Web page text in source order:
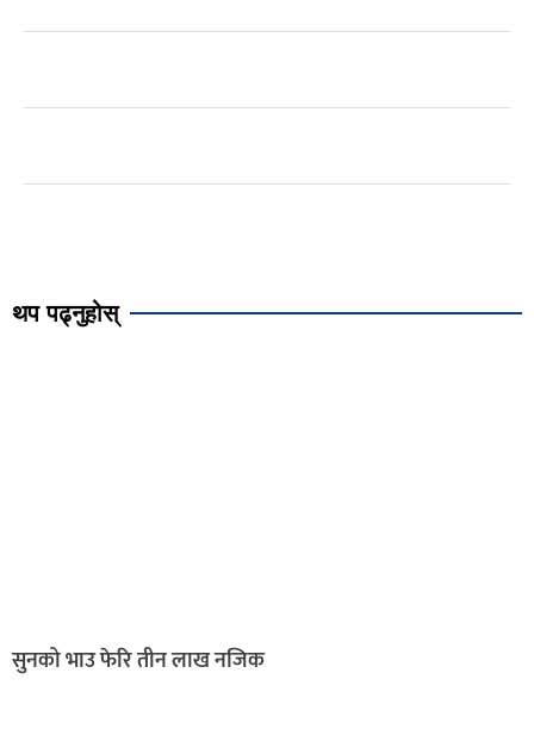
थप पढ्नुहोस्
सुनको भाउ फेरि तीन लाख नजिक